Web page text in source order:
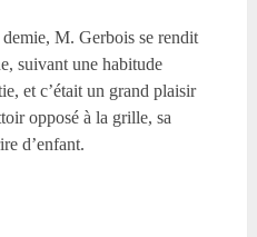
M. Gerbois se rendit
suivant une habitude
et c’était un grand plaisir
opposé à la grille, sa
d’enfant.